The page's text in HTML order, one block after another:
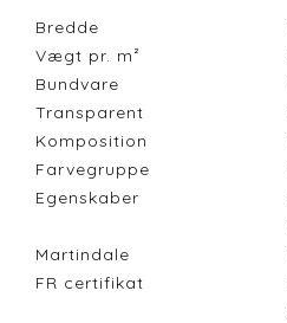
Bredde
Vægt pr. m²
Bundvare
Transparent
Komposition
Farvegruppe
Egenskaber
Martindale
FR certifikat